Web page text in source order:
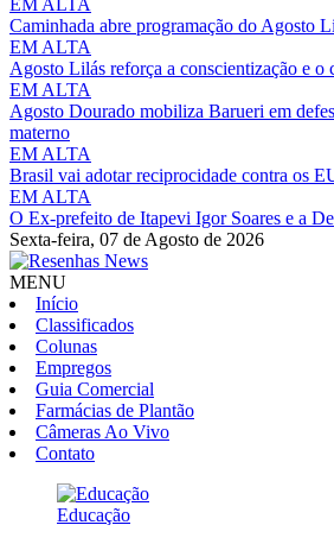
Caminhada abre programação do Agosto
EM ALTA
Agosto Lilás reforça a conscientização e o
EM ALTA
Agosto Dourado mobiliza Barueri em
materno
EM ALTA
Brasil vai adotar reciprocidade contra os
EM ALTA
O Ex-prefeito de Itapevi Igor Soares e a
Sexta-feira, 07 de Agosto de 2026
MENU
Início
Classificados
Colunas
Empregos
Guia Comercial
Farmácias de Plantão
Câmeras Ao Vivo
Contato
Educação